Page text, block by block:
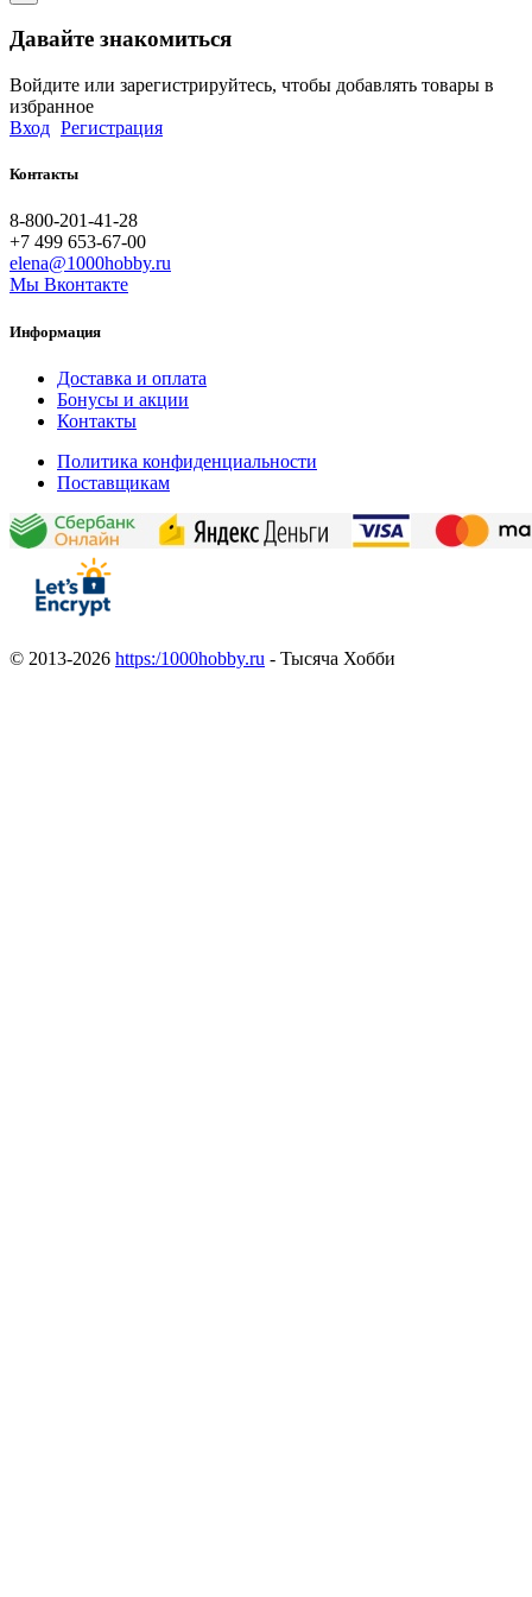
Давайте знакомиться
Войдите или зарегистрируйтесь, чтобы добавлять товары в
избранное
Вход Регистрация
Контакты
8-800-201-41-28
+7 499 653-67-00
elena@1000hobby.ru
Мы Вконтакте
Информация
Доставка и оплата
Бонусы и акции
Контакты
Политика конфиденциальности
Поставщикам
© 2013-2026 https:/1000hobby.ru - Тысяча Хобби